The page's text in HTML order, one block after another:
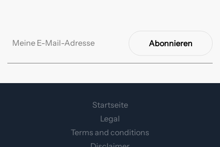
Abonnieren
Startseite
Legal
Terms and conditions